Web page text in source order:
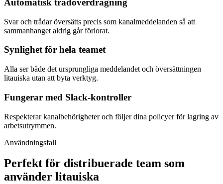
Automatisk trådöverdragning
Svar och trådar översätts precis som kanalmeddelanden så att
sammanhanget aldrig går förlorat.
Synlighet för hela teamet
Alla ser både det ursprungliga meddelandet och översättningen
litauiska utan att byta verktyg.
Fungerar med Slack-kontroller
Respekterar kanalbehörigheter och följer dina policyer för lagring av
arbetsutrymmen.
Användningsfall
Perfekt för distribuerade team som
använder litauiska